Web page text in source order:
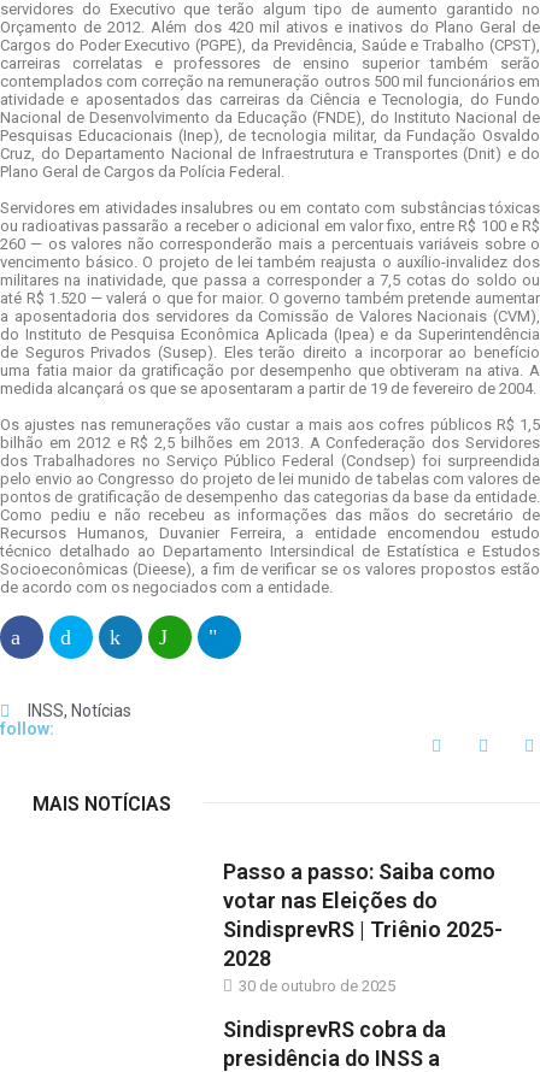
servidores do Executivo que terão algum tipo de aumento garantido no
Orçamento de 2012. Além dos 420 mil ativos e inativos do Plano Geral de
Cargos do Poder Executivo (PGPE), da Previdência, Saúde e Trabalho (CPST),
carreiras correlatas e professores de ensino superior também serão
contemplados com correção na remuneração outros 500 mil funcionários em
atividade e aposentados das carreiras da Ciência e Tecnologia, do Fundo
Nacional de Desenvolvimento da Educação (FNDE), do Instituto Nacional de
Pesquisas Educacionais (Inep), de tecnologia militar, da Fundação Osvaldo
Cruz, do Departamento Nacional de Infraestrutura e Transportes (Dnit) e do
Plano Geral de Cargos da Polícia Federal.
Servidores em atividades insalubres ou em contato com substâncias tóxicas
ou radioativas passarão a receber o adicional em valor fixo, entre R$ 100 e R$
260 — os valores não corresponderão mais a percentuais variáveis sobre o
vencimento básico. O projeto de lei também reajusta o auxílio-invalidez dos
militares na inatividade, que passa a corresponder a 7,5 cotas do soldo ou
até R$ 1.520 — valerá o que for maior. O governo também pretende aumentar
a aposentadoria dos servidores da Comissão de Valores Nacionais (CVM),
do Instituto de Pesquisa Econômica Aplicada (Ipea) e da Superintendência
de Seguros Privados (Susep). Eles terão direito a incorporar ao benefício
uma fatia maior da gratificação por desempenho que obtiveram na ativa. A
medida alcançará os que se aposentaram a partir de 19 de fevereiro de 2004.
Os ajustes nas remunerações vão custar a mais aos cofres públicos R$ 1,5
bilhão em 2012 e R$ 2,5 bilhões em 2013. A Confederação dos Servidores
dos Trabalhadores no Serviço Público Federal (Condsep) foi surpreendida
pelo envio ao Congresso do projeto de lei munido de tabelas com valores de
pontos de gratificação de desempenho das categorias da base da entidade.
Como pediu e não recebeu as informações das mãos do secretário de
Recursos Humanos, Duvanier Ferreira, a entidade encomendou estudo
técnico detalhado ao Departamento Intersindical de Estatística e Estudos
Socioeconômicas (Dieese), a fim de verificar se os valores propostos estão
de acordo com os negociados com a entidade.
INSS, Notícias
follow:
MAIS NOTÍCIAS
Passo a passo: Saiba como
votar nas Eleições do
SindisprevRS | Triênio 2025-
2028
30 de outubro de 2025
SindisprevRS cobra da
presidência do INSS a